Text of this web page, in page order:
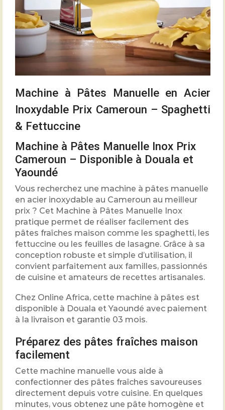
Machine à Pâtes Manuelle en Acier
Inoxydable Prix Cameroun – Spaghetti
& Fettuccine
Machine à Pâtes Manuelle Inox Prix
Cameroun – Disponible à Douala et
Yaoundé
Vous recherchez une machine à pâtes manuelle
en acier inoxydable au Cameroun au meilleur
prix ? Cet Machine à Pâtes Manuelle Inox
pratique permet de réaliser facilement des
pâtes fraîches maison comme les spaghetti, les
fettuccine ou les feuilles de lasagne. Grâce à sa
conception robuste et simple d’utilisation, il
convient parfaitement aux familles, passionnés
de cuisine et amateurs de recettes artisanales.
Chez Online Africa, cette machine à pâtes est
disponible à Douala et Yaoundé avec paiement
à la livraison et garantie 03 mois.
Préparez des pâtes fraîches maison
facilement
Cette machine manuelle vous aide à
confectionner des pâtes fraîches savoureuses
directement depuis votre cuisine. En quelques
minutes, vous obtenez une pâte homogène et